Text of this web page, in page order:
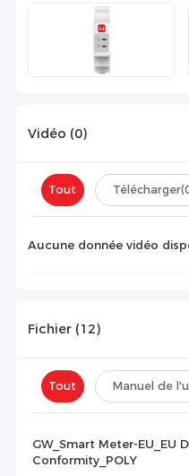
Vidéo (0)
Tout Télécharger(
Aucune donnée vidéo
Fichier (12)
Tout Manuel de
Liste de compatibilité
GW_Smart Meter-EU_EU
Conformity_POLY